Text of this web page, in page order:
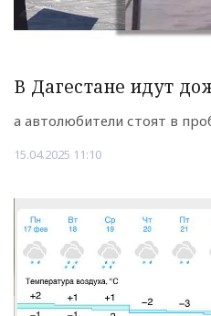
В Дагестане идут
а автолюбители стоят в
15.04.2025 11:10